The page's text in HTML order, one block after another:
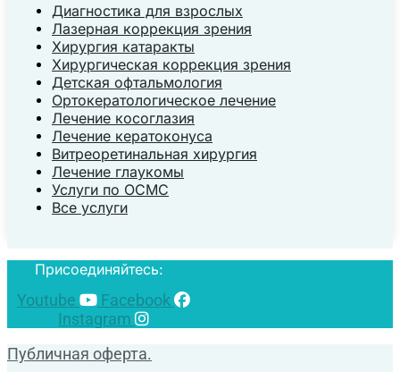
Диагностика для взрослых
Лазерная коррекция зрения
Хирургия катаракты
Хирургическая коррекция зрения
Детская офтальмология
Ортокератологическое лечение
Лечение косоглазия
Лечение кератоконуса
Витреоретинальная хирургия
Лечение глаукомы
Услуги по ОСМС
Все услуги
Присоединяйтесь:
Youtube
Facebook
Instagram
Публичная оферта.